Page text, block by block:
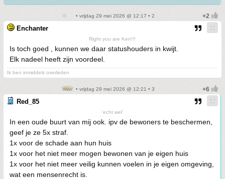
• vrijdag 29 mei 2026 @ 12:17 • 2
Enchanter
Right you are Ken!!!
Is toch goed , kunnen we daar statushouders in kwijt.
Elk nadeel heeft zijn voordeel.
Ik ben inmiddels overleden
• vrijdag 29 mei 2026 @ 12:21 • 3
Red_85
'echt wel'
In een oude buurt van mij ook. ipv de bewoners te beschermen,
geef je ze 5x straf.
1x voor de schade aan hun huis
1x voor het niet meer mogen bewonen van je eigen huis
1x voor het niet meer veilig kunnen voelen in je eigen omgeving,
wat een mensenrecht is.